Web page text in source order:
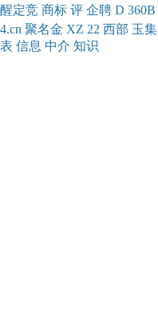
醒定竞 商标 评 企聘 D 360B
4.cn 聚名金 XZ 22 西部 玉集
表 信息 中介 知识